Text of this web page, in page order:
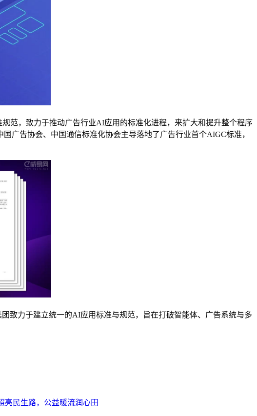
范，致力于推动广告行业AI应用的标准化进程，来扩大和提升整个程序
广告协会、中国通信标准化协会主导落地了广告行业首个AIGC标准，
力于建立统一的AI应用标准与规范，旨在打破智能体、广告系统与多
亮民生路，公益暖流润心田